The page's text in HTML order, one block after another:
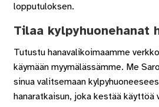
lopputuloksen.
Tilaa kylpyhuonehanat
Tutustu hanavalikoimaamme
käymään myymälässämme. Me
sinua valitsemaan
hanaratkaisun, joka kestää käyttöä